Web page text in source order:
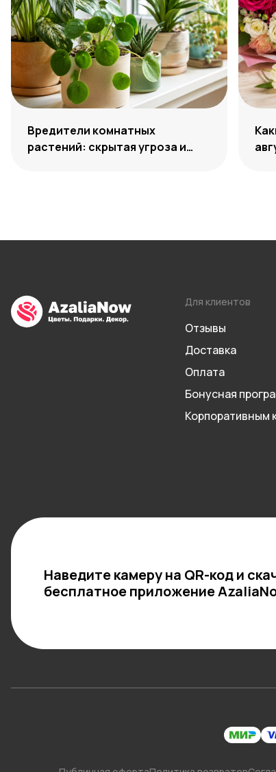
Вредители комнатных
растений: скрытая угроза и
Для клиентов
Отзывы
Доставка
Оплата
Бонусная
Корпоративным
Наведите камеру на QR-код и
бесплатное приложение